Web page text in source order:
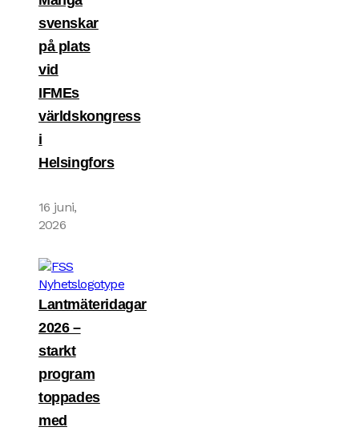
svenskar
på plats
vid
IFMEs
världskongress
i
Helsingfors
16 juni,
2026
Lantmäteridagar
2026 –
starkt
program
toppades
med